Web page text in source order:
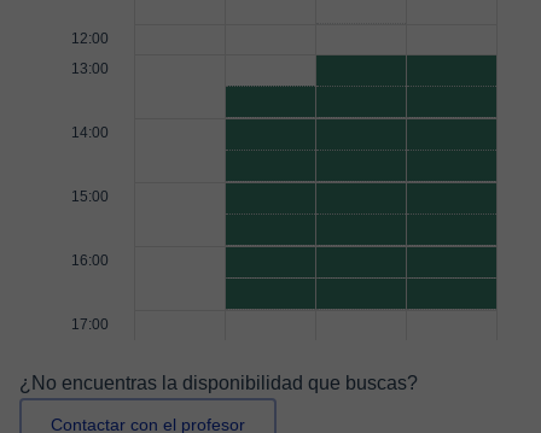
12:00
13:00
14:00
15:00
16:00
17:00
¿No encuentras la disponibilidad que buscas?
Contactar con el profesor